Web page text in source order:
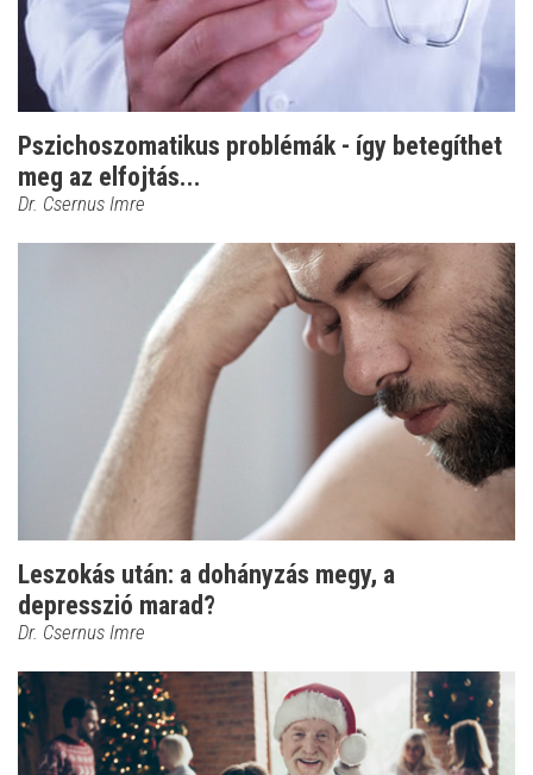
Pszichoszomatikus problémák - így betegíthet
meg az elfojtás...
Dr. Csernus Imre
Leszokás után: a dohányzás megy, a
depresszió marad?
Dr. Csernus Imre